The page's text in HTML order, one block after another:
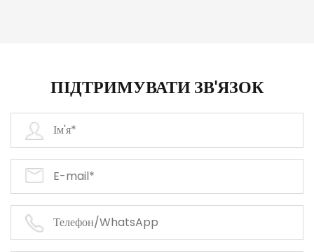
ПІДТРИМУВАТИ ЗВ'ЯЗОК